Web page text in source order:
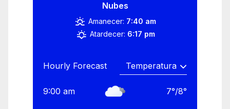
Nubes
Amanecer: 7:40 am
Atardecer: 6:17 pm
Hourly Forecast
9:00 am 7°/8°